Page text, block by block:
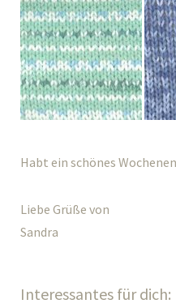
Habt ein schönes
Liebe Grüße von
Sandra
Interessantes für dich: